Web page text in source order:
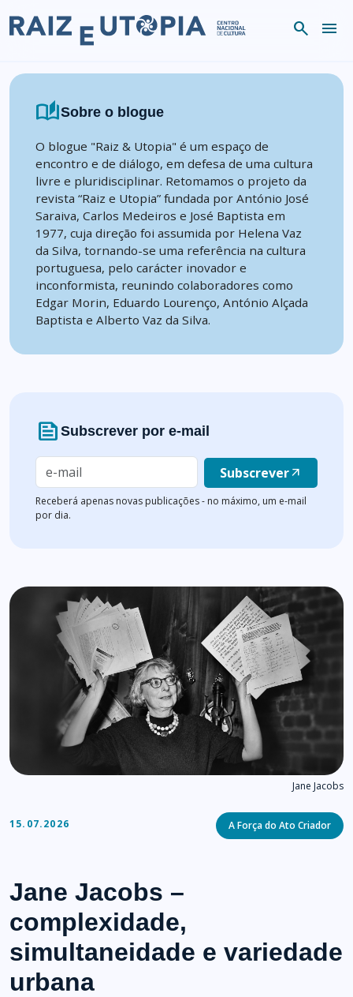
search menu
auto_storiesSobre o blogue
O blogue "Raiz & Utopia" é um espaço de
encontro e de diálogo, em defesa de uma cultura
livre e pluridisciplinar. Retomamos o projeto da
revista “Raiz e Utopia” fundada por António José
Saraiva, Carlos Medeiros e José Baptista em
1977, cuja direção foi assumida por Helena Vaz
da Silva, tornando-se uma referência na cultura
portuguesa, pelo carácter inovador e
inconformista, reunindo colaboradores como
Edgar Morin, Eduardo Lourenço, António Alçada
Baptista e Alberto Vaz da Silva.
news Subscrever por e-mail
Subscreverarrow_outward
Receberá apenas novas publicações - no máximo, um e-mail
por dia.
Lista de artigos
Jane Jacobs
15.07.2026 Categories
A Força do Ato Criador
Jane Jacobs –
complexidade,
simultaneidade e variedade
urbana